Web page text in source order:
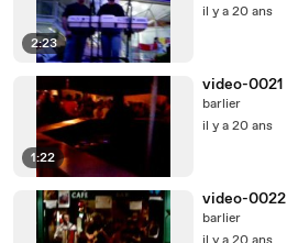
2:23
il y a 20 ans
1:22
video-0021
barlier
il y a 20 ans
video-0022
barlier